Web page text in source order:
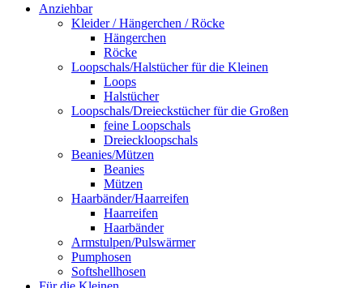
Anziehbar
Kleider / Hängerchen / Röcke
Hängerchen
Röcke
Loopschals/Halstücher für die Kleinen
Loops
Halstücher
Loopschals/Dreieckstücher für die Großen
feine Loopschals
Dreieckloopschals
Beanies/Mützen
Beanies
Mützen
Haarbänder/Haarreifen
Haarreifen
Haarbänder
Armstulpen/Pulswärmer
Pumphosen
Softshellhosen